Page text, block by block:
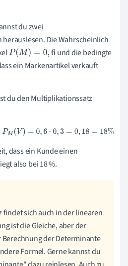
du zwei
Die Wahrscheinlich
P(M)=0 6
und die bedingte
ein Markenartikel verkauft
du den Multiplikationssatz
,6·0,3=0 18 =18%
dass ein Kunde einen
also bei 18 %.
sich auch in der linearen
ist die Gleiche, aber der
der Determinante
Formel. Gerne kannst du